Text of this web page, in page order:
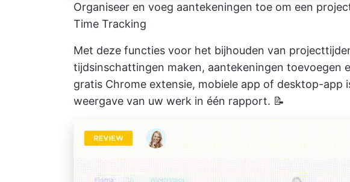
Organiseer en voeg aantekeningen toe om een
Time Tracking
Met deze functies voor het bijhouden van
tijdsinschattingen maken, aantekeningen toevoegen
gratis Chrome extensie, mobiele app of desktop-app
weergave van uw werk in één rapport. 📝